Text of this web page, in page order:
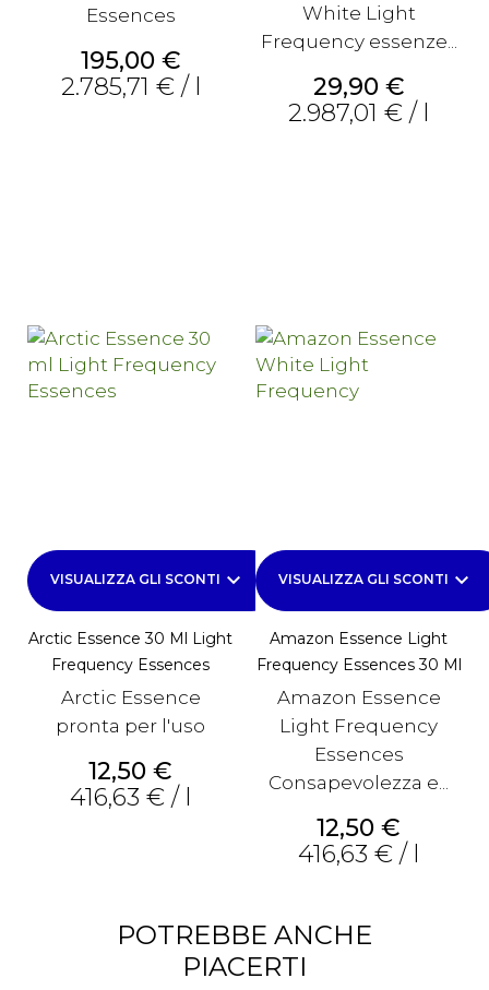
Essences
Prezzo
195,00 €
2.785,71 € / l
White Light
Frequency essenze...
Prezzo
29,90 €
2.987,01 € / l
VISUALIZZA GLI SCONTI keyboard_arrow_down
Arctic Essence 30 Ml Light
Frequency Essences
Arctic Essence
pronta per l'uso
Prezzo
12,50 €
416,63 € / l
VISUALIZZA GLI SCONTI keyboard_arrow_down
Amazon Essence Light
Frequency Essences 30 Ml
Amazon Essence
Light Frequency
Essences
Consapevolezza e...
Prezzo
12,50 €
416,63 € / l
POTREBBE ANCHE
PIACERTI